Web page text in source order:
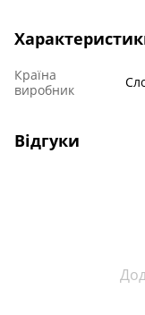
Країна
виробник
Відгуки